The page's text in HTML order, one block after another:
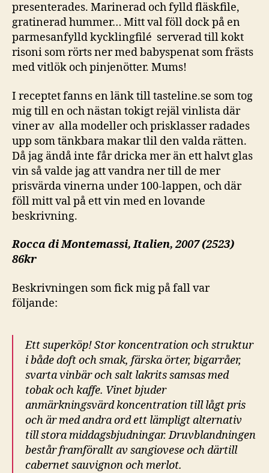
presenterades. Marinerad och fylld fläskfile,
gratinerad hummer… Mitt val föll dock på en
parmesanfylld kycklingfilé serverad till kokt
risoni som rörts ner med babyspenat som frästs
med vitlök och pinjenötter. Mums!
I receptet fanns en länk till tasteline.se som tog
mig till en och nästan tokigt rejäl vinlista där
viner av alla modeller och prisklasser radades
upp som tänkbara makar tlil den valda rätten.
Då jag ändå inte får dricka mer än ett halvt glas
vin så valde jag att vandra ner till de mer
prisvärda vinerna under 100-lappen, och där
föll mitt val på ett vin med en lovande
beskrivning.
Rocca di Montemassi, Italien, 2007 (2523)
86kr
Beskrivningen som fick mig på fall var
följande:
Ett superköp! Stor koncentration och struktur
i både doft och smak, färska örter, bigarråer,
svarta vinbär och salt lakrits samsas med
tobak och kaffe. Vinet bjuder
anmärkningsvärd koncentration till lågt pris
och är med andra ord ett lämpligt alternativ
till stora middagsbjudningar. Druvblandningen
består framförallt av sangiovese och därtill
cabernet sauvignon och merlot.